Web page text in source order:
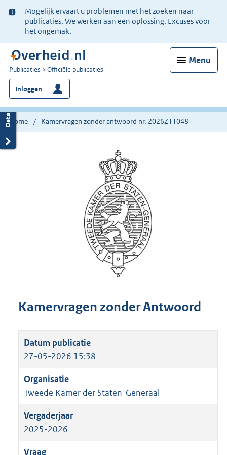
Ter
informatie:
Mogelijk ervaart u problemen met het zoeken naar
publicaties. We werken aan een oplossing. Excuses voor
het ongemak.
Menu
U
bent
nu
hier:
Publicaties Officiële publicaties
Inloggen
Home Kamervragen zonder antwoord nr. 2026Z11048
Kamervragen zonder Antwoord
27-05-2026 15:38
Tweede Kamer der Staten-Generaal
2025-2026